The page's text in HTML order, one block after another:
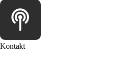
Kontakt